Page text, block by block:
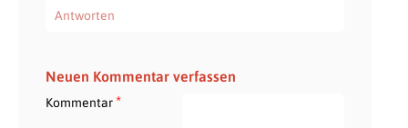
Antworten
Neuen Kommentar verfassen
Kommentar*